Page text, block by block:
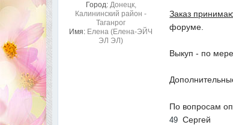
Город: Донецк,
Калининский район -
Таганрог
Имя: Елена (Елена-ЭЙЧ
ЭЛ ЭЛ)
Заказ
форуме.
Выкуп - по
По вопросам
49 Сергей